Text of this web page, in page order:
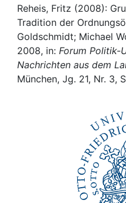
My FIS
Help
Reheis, Fritz (2008):
Tradition der
Goldschmidt; Michael
2008, in: Forum Politik-
Nachrichten aus dem
München, Jg. 21, Nr. 3,